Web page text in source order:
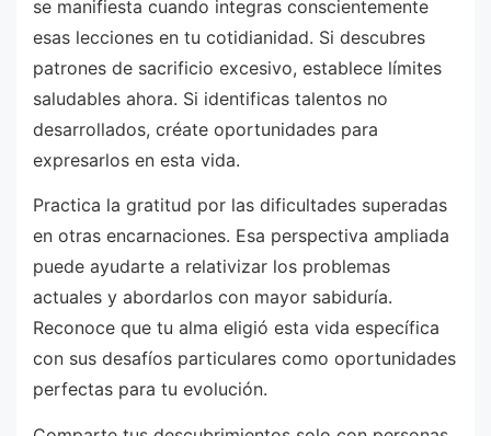
se manifiesta cuando integras conscientemente
esas lecciones en tu cotidianidad. Si descubres
patrones de sacrificio excesivo, establece límites
saludables ahora. Si identificas talentos no
desarrollados, créate oportunidades para
expresarlos en esta vida.
Practica la gratitud por las dificultades superadas
en otras encarnaciones. Esa perspectiva ampliada
puede ayudarte a relativizar los problemas
actuales y abordarlos con mayor sabiduría.
Reconoce que tu alma eligió esta vida específica
con sus desafíos particulares como oportunidades
perfectas para tu evolución.